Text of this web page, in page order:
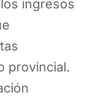
ingresos
provincial.